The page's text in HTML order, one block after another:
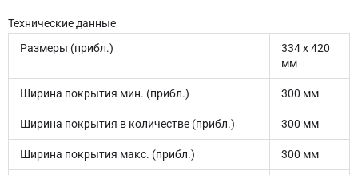
Технические данные
Размеры (прибл.)
334 x 420
мм
Ширина покрытия мин. (прибл.) 300 мм
Ширина покрытия в количестве (прибл.) 300 мм
Ширина покрытия макс. (прибл.) 300 мм